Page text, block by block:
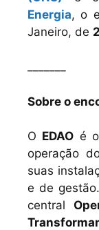
Energia, o
Janeiro, de
Sobre o
O EDAO é
operação
suas
e de
central